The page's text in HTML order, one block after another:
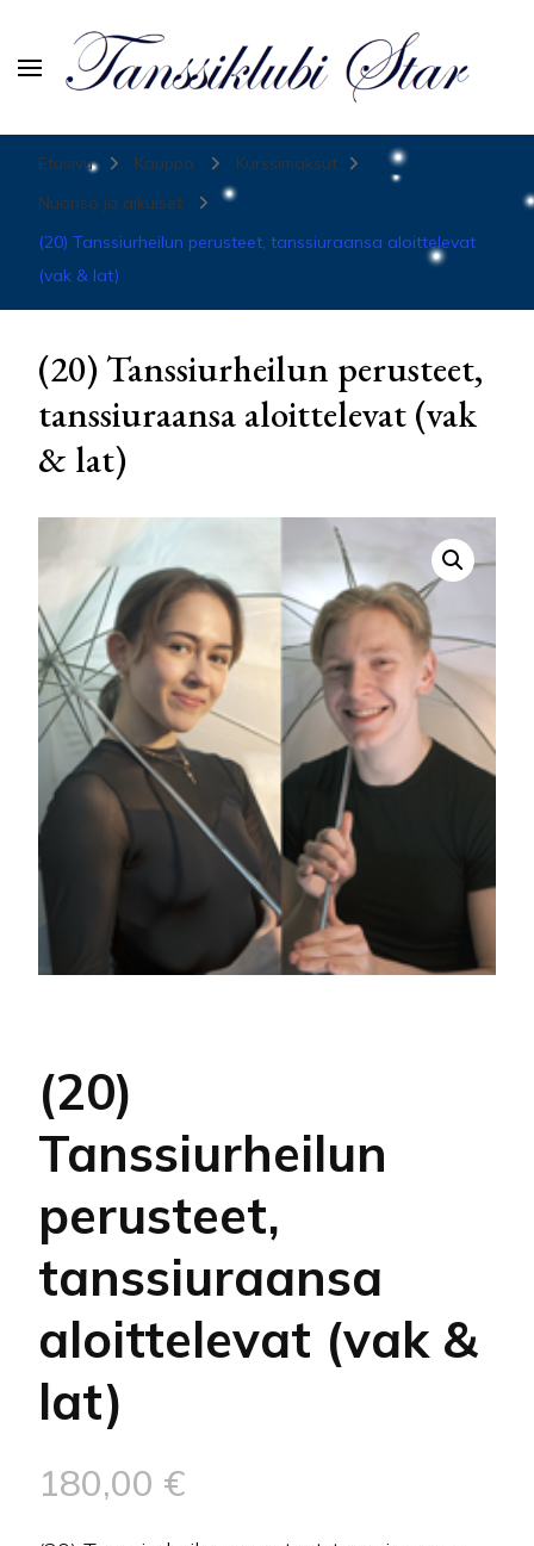
Tanssiurheiluseura Star
Etusivu Kauppa
Kurssimaksut
Nuoriso ja aikuiset
(20) Tanssiurheilun perusteet, tanssiuraansa aloittelevat
(vak & lat)
(20) Tanssiurheilun perusteet,
tanssiuraansa aloittelevat (vak
& lat)
(20)
Tanssiurheilun
perusteet,
tanssiuraansa
aloittelevat (vak &
lat)
180,00 €